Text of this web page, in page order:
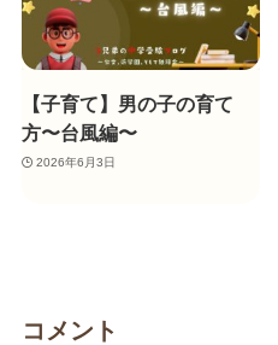
【子育て】男の子の育て
方〜台風編〜
2026年6月3日
コメント